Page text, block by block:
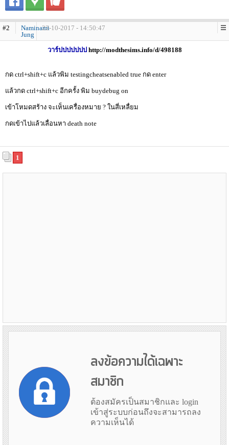
#2
Naminami
Jung
22-10-2017 - 14:50:47
วาร์ปปปปปปป http://modthesims.info/d/498188
กด ctrl+shift+c แล้วพิม testingcheatsenabled true กด enter
แล้วกด ctrl+shift+c อีกครั้ง พิม buydebug on
เข้าโหมดสร้าง จะเห็นเครื่องหมาย ? ในสี่เหลื่ยม
กดเข้าไปแล้วเลื่อนหา death note
1
ลงข้อความได้เฉพาะ
สมาชิก
ต้องสมัครเป็นสมาชิกและ login
เข้าสู่ระบบก่อนถึงจะสามารถลง
ความเห็นได้